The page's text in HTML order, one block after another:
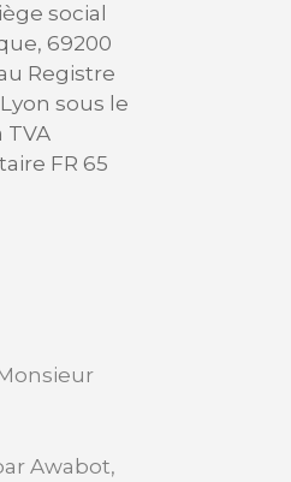
social
69200
Registre
sous le
TVA
FR 65
Awabot,